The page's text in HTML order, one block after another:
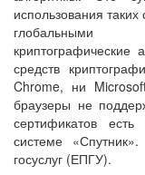
использования
глобальными
криптографические
средств
Chrome, ни
браузеры не
сертификатов
системе
госуслуг (ЕПГУ).